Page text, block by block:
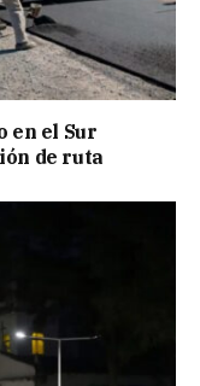
en el Sur
de ruta